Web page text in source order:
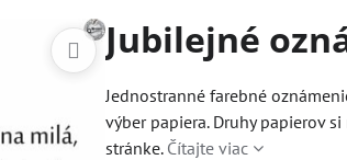
Jubilejné
Jednostranné farebné
výber papiera. Druhy papierov
stránke. Čítajte viac